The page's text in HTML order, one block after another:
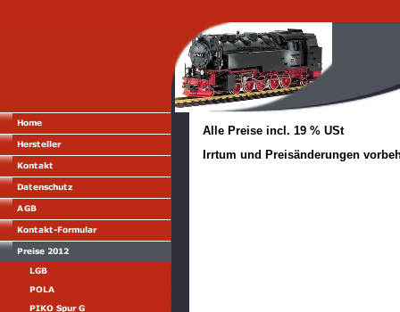
Alle Preise incl. 19 % USt
Irrtum und Preisänderungen